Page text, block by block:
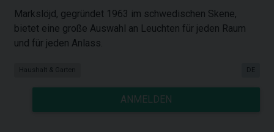
Markslöjd, gegründet 1963 im schwedischen Skene,
bietet eine große Auswahl an Leuchten für jeden Raum
und für jeden Anlass.
Haushalt & Garten DE
ANMELDEN